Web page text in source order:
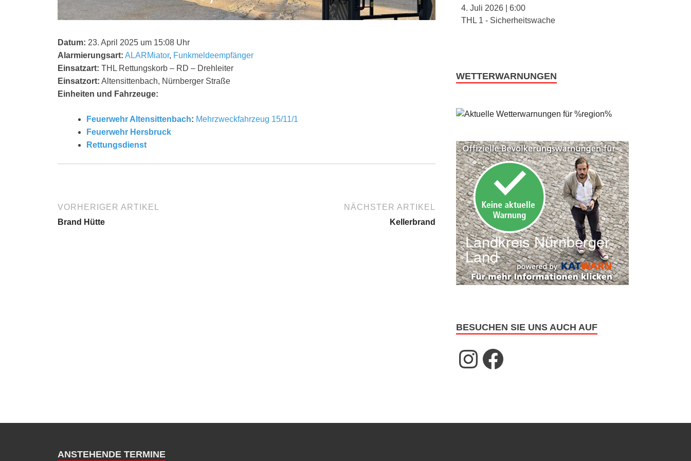
Datum: 23. April 2025 um 15:08 Uhr
Alarmierungsart: ALARMiator, Funkmeldeempfänger
Einsatzart: THL Rettungskorb – RD – Drehleiter
Einsatzort: Altensittenbach, Nürnberger Straße
Einheiten und Fahrzeuge:
Feuerwehr Altensittenbach: Mehrzweckfahrzeug 15/11/1
Feuerwehr Hersbruck
Rettungsdienst
VORHERIGER ARTIKEL
Brand Hütte
NÄCHSTER ARTIKEL
Kellerbrand
4. Juli 2026 |6:00
THL 1 - Sicherheitswache
WETTERWARNUNGEN
BESUCHEN SIE UNS AUCH AUF
ANSTEHENDE TERMINE